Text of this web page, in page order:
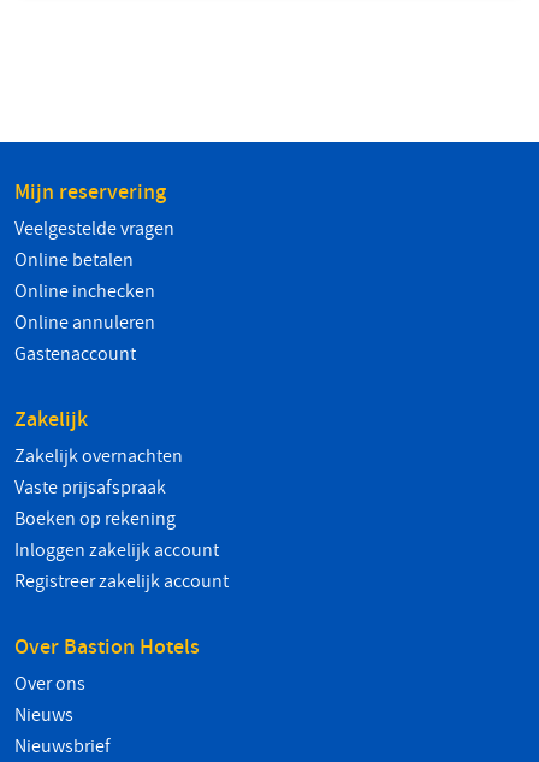
Mijn reservering
Veelgestelde vragen
Online betalen
Online inchecken
Online annuleren
Gastenaccount
Zakelijk
Zakelijk overnachten
Vaste prijsafspraak
Boeken op rekening
Inloggen zakelijk account
Registreer zakelijk account
Over Bastion Hotels
Over ons
Nieuws
Nieuwsbrief